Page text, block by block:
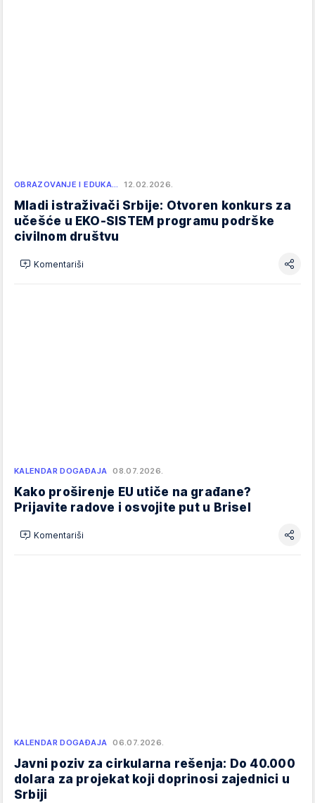
OBRAZOVANJE I EDUKA… 12.02.2026.
Mladi istraživači Srbije: Otvoren konkurs za
učešće u EKO-SISTEM programu podrške
civilnom društvu
Komentariši
KALENDAR DOGAĐAJA 08.07.2026.
Kako proširenje EU utiče na građane?
Prijavite radove i osvojite put u Brisel
Komentariši
KALENDAR DOGAĐAJA 06.07.2026.
Javni poziv za cirkularna rešenja: Do 40.000
dolara za projekat koji doprinosi zajednici u
Srbiji